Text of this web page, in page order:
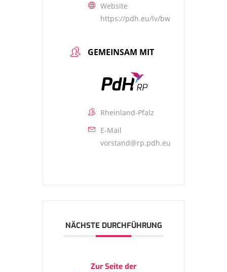
Website
https://pdh.eu/lv/bw
GEMEINSAM MIT
Rheinland-Pfalz
E-Mail
vorstand@rp.pdh.eu
NÄCHSTE DURCHFÜHRUNG
Zur Seite der